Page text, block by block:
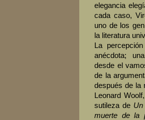
elegancia
cada caso,
uno de los
la literatura
La
anécdota;
desde el
de la
después de la
Leonard
sutileza de Un
muerte de la